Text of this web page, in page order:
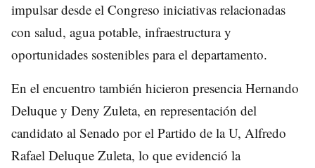
impulsar desde el Congreso iniciativas relacionadas
con salud, agua potable, infraestructura y
oportunidades sostenibles para el departamento.
En el encuentro también hicieron presencia Hernando
Deluque y Deny Zuleta, en representación del
candidato al Senado por el Partido de la U, Alfredo
Rafael Deluque Zuleta, lo que evidenció la